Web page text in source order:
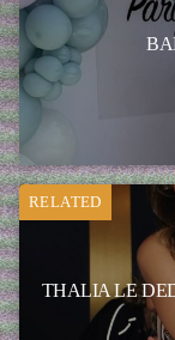
RELATED
THALIA LE